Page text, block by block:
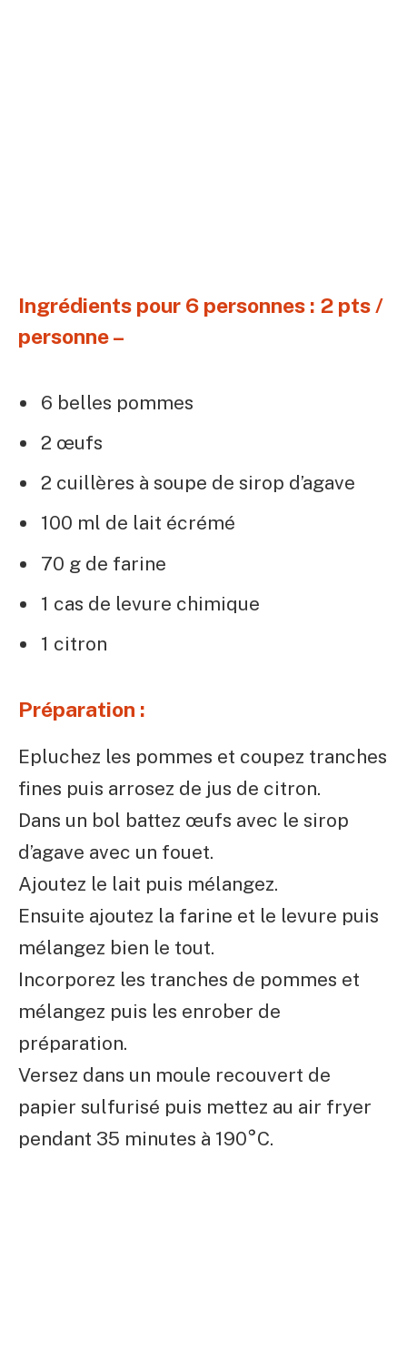
Ingrédients pour 6 personnes : 2 pts /
personne –
6 belles pommes
2 œufs
2 cuillères à soupe de sirop d’agave
100 ml de lait écrémé
70 g de farine
1 cas de levure chimique
1 citron
Préparation :
Epluchez les pommes et coupez tranches
fines puis arrosez de jus de citron.
Dans un bol battez œufs avec le sirop
d’agave avec un fouet.
Ajoutez le lait puis mélangez.
Ensuite ajoutez la farine et le levure puis
mélangez bien le tout.
Incorporez les tranches de pommes et
mélangez puis les enrober de
préparation.
Versez dans un moule recouvert de
papier sulfurisé puis mettez au air fryer
pendant 35 minutes à 190°C.